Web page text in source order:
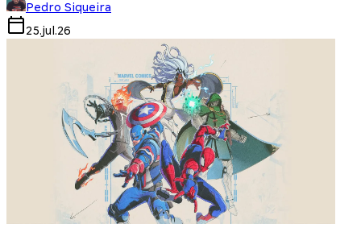
Pedro Siqueira
25.jul.26